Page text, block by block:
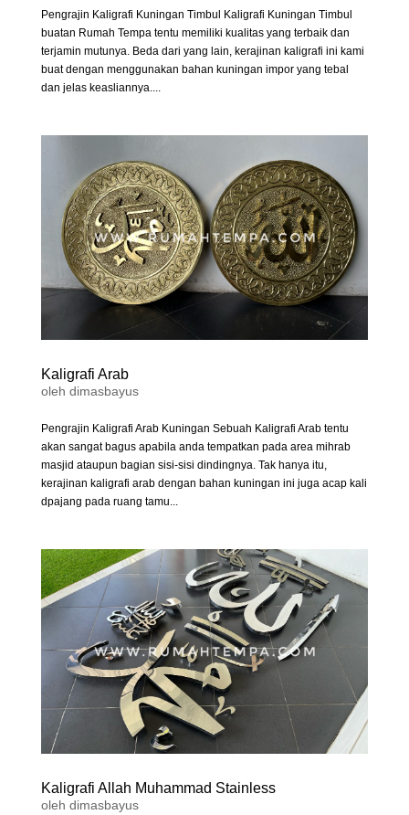
Pengrajin Kaligrafi Kuningan Timbul Kaligrafi Kuningan Timbul
buatan Rumah Tempa tentu memiliki kualitas yang terbaik dan
terjamin mutunya. Beda dari yang lain, kerajinan kaligrafi ini kami
buat dengan menggunakan bahan kuningan impor yang tebal
dan jelas keasliannya....
Kaligrafi Arab
oleh dimasbayus
Pengrajin Kaligrafi Arab Kuningan Sebuah Kaligrafi Arab tentu
akan sangat bagus apabila anda tempatkan pada area mihrab
masjid ataupun bagian sisi-sisi dindingnya. Tak hanya itu,
kerajinan kaligrafi arab dengan bahan kuningan ini juga acap kali
dpajang pada ruang tamu...
Kaligrafi Allah Muhammad Stainless
oleh dimasbayus